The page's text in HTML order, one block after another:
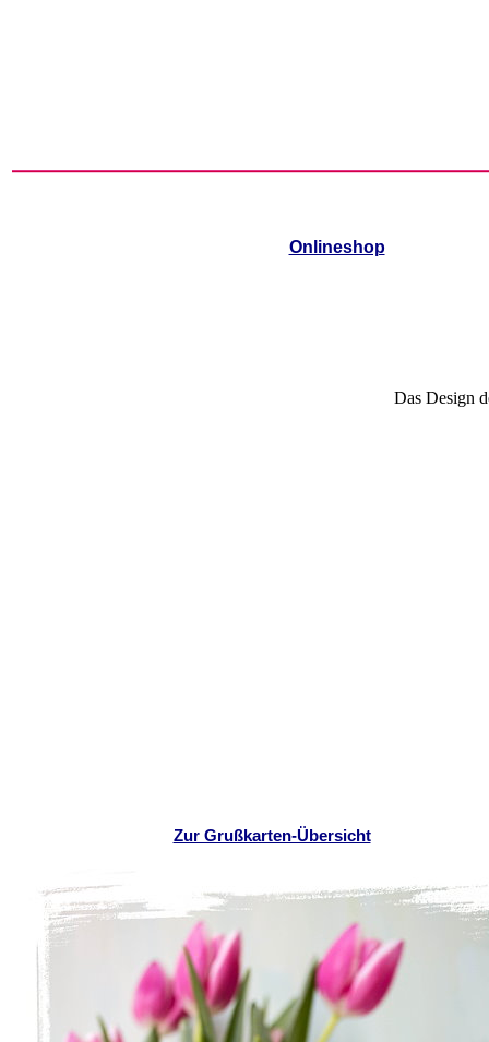
Onlineshop
Das Design
Zur Grußkarten-Übersicht